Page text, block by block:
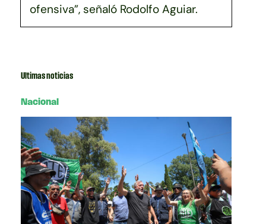
ofensiva”, señaló Rodolfo Aguiar.
Ultimas noticias
Nacional